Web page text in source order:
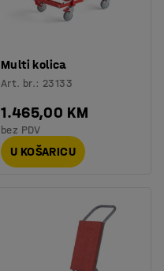
Multi kolica
Art. br.: 23133
1.465,00 KM
bez PDV
U KOŠARICU